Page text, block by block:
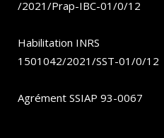
/2021/Prap-IBC-01/0/12
Habilitation INRS
1501042/2021/SST-01/0/12
Agrément SSIAP 93-0067